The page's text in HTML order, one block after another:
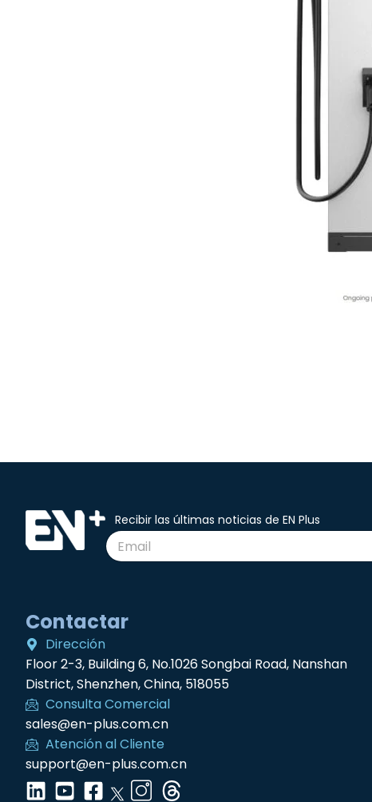
Recibir las últimas noticias de EN Plus
Contactar
Dirección
Floor 2-3, Building 6, No.1026 Songbai Road, Nanshan
District, Shenzhen, China, 518055
Consulta Comercial
sales@en-plus.com.cn
Atención al Cliente
support@en-plus.com.cn